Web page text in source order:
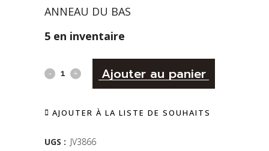
ANNEAU DU BAS
5 en inventaire
ANNEAU
BAS
SOTECO
Ajouter au panier
AJOUTER À LA LISTE DE SOUHAITS
UGS : JV3866